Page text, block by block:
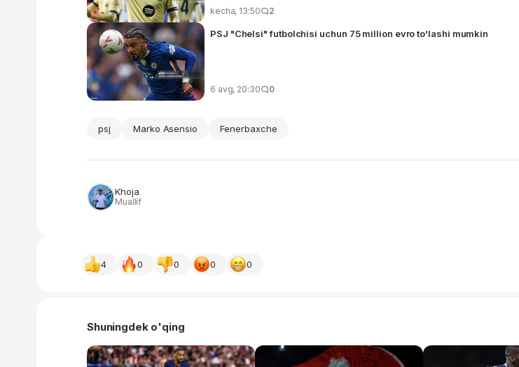
kecha, 13:50 2
PSJ "Chelsi" futbolchisi uchun 75 million evro to'lashi mumkin
6 avg, 20:30 0
psj Marko Asensio Fenerbaxche
Khoja
Muallif
4 0 0 0 0
Shuningdek o'qing